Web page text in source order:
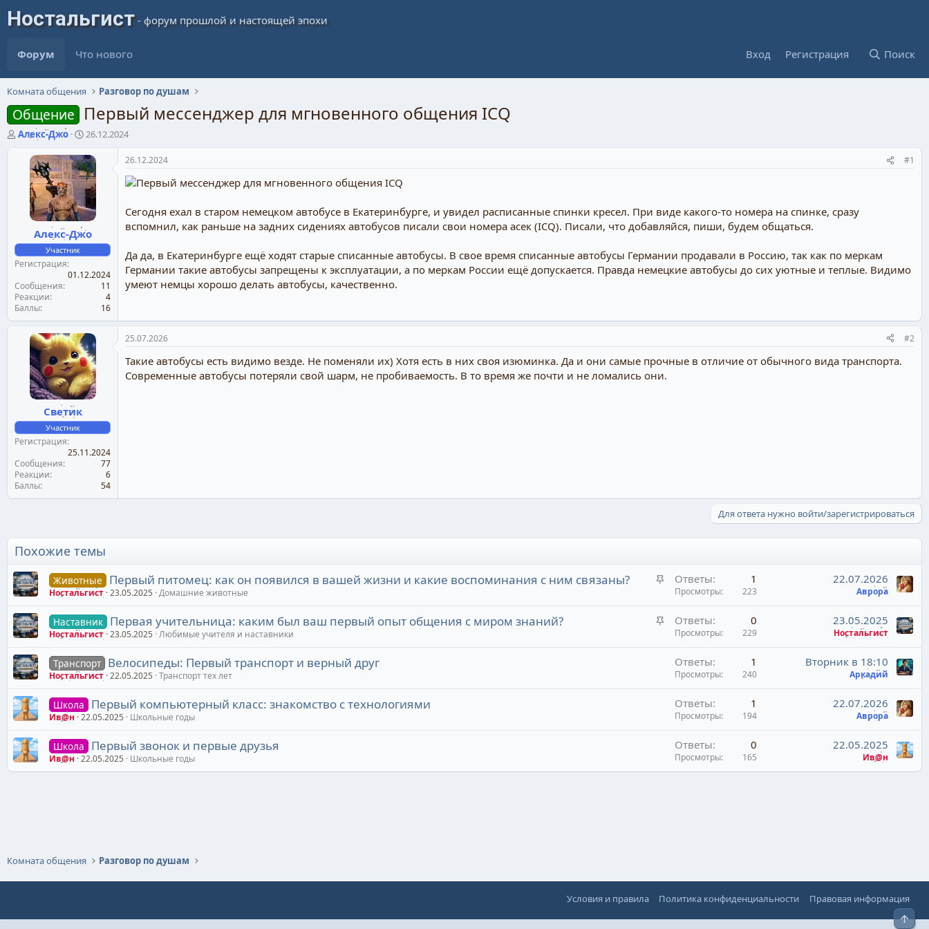
Форум Что нового Вход Регистрация Поиск
Комната общения Разговор по душам
Общение Первый мессенджер для мгновенного общения ICQ
А
Алекс-Джо
Д
т
а
н
а
ч
а
л
а
26.12.2024
Алекс-Джо
Участник
Регистрация
01.12.2024
Сообщения
11
Реакции
4
Баллы
16
26.12.2024 #1
Сегодня ехал в старом немецком автобусе в Екатеринбурге, и увидел расписанные спинки кресел. При виде какого-то номера на спинке, сразу
вспомнил, как раньше на задних сидениях автобусов писали свои номера асек (ICQ). Писали, что добавляйся, пиши, будем общаться.
Да да, в Екатеринбурге ещё ходят старые списанные автобусы. В свое время списанные автобусы Германии продавали в Россию, так как по меркам
Германии такие автобусы запрещены к эксплуатации, а по меркам России ещё допускается. Правда немецкие автобусы до сих уютные и теплые. Видимо
умеют немцы хорошо делать автобусы, качественно.
Светик
Участник
Регистрация
25.11.2024
Сообщения
77
Реакции
6
Баллы
54
25.07.2026 #2
Такие автобусы есть видимо везде. Не поменяли их) Хотя есть в них своя изюминка. Да и они самые прочные в отличие от обычного вида транспорта.
Современные автобусы потеряли свой шарм, не пробиваемость. В то время же почти и не ломались они.
Для ответа нужно войти/зарегистрироваться
Похожие темы
З
р
Животные Первый питомец: как он появился в вашей жизни и какие воспоминания с ним связаны?
Ностальгист 23.05.2025 Домашние животные
Ответы 1
Просмотры 223
22.07.2026
Аврора
З
Наставник Первая учительница: каким был ваш первый опыт общения с миром знаний?
Ностальгист 23.05.2025 Любимые учителя и наставники
Ответы 0
Просмотры 229
23.05.2025
Ностальгист
Транспорт Велосипеды: Первый транспорт и верный друг
Ностальгист 22.05.2025 Транспорт тех лет
Ответы 1
Просмотры 240
Вторник в 18:10
Аркадий
Школа Первый компьютерный класс: знакомство с технологиями
Ив@н 22.05.2025 Школьные годы
Ответы 1
Просмотры 194
22.07.2026
Аврора
Школа Первый звонок и первые друзья
Ив@н 22.05.2025 Школьные годы
Ответы 0
Просмотры 165
22.05.2025
Ив@н
Комната общения Разговор по душам
Условия и правила Политика конфиденциальности Правовая информация
Верх